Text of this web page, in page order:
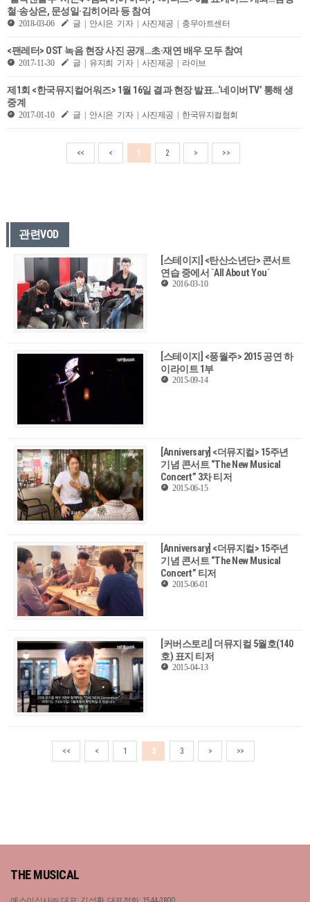
철·송상은, 문성일·김히어라 등 참여
2018-03-06 글 | 안시은 기자 | 사진제공 | 충무아트센터
<팬레터> OST 녹음 현장 사진 공개…초·재연 배우 모두 참여
2017-11-30 글 | 유지희 기자 | 사진제공 | 라이브
제1회 <한국뮤지컬어워즈> 1월 16일 결과 현장 발표…‘네이버TV’ 통해 생
중계
2017-01-10 글 | 안시은 기자 | 사진제공 | 한국뮤지컬협회
<< < 1 2 > >>
관련VOD
[스테이지] <탄산소년단> 콘서트
연습 중에서 `All About You`
2016-03-10
[스테이지] <풍월주> 2015 공연 하
이라이트 1부
2015-09-14
[Anniversary] <더뮤지컬> 15주년
기념 콘서트 “The New Musical
Concert” 3차 티저
2015-06-15
[Anniversary] <더뮤지컬> 15주년
기념 콘서트 “The New Musical
Concert” 티저
2015-06-01
[커버스토리] 더뮤지컬 5월호(140
호) 표지 티저
2015-04-13
<< < 1 2 3 > >>
THE MUSICAL